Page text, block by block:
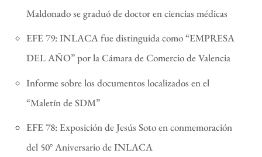
Maldonado se graduó de doctor en ciencias médicas
EFE 79: INLACA fue distinguida como “EMPRESA
DEL AÑO” por la Cámara de Comercio de Valencia
Informe sobre los documentos localizados en el
“Maletín de SDM”
EFE 78: Exposición de Jesús Soto en conmemoración
del 50° Aniversario de INLACA